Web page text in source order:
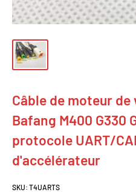
Câble de moteur
Bafang M400 G330
protocole UART/
d'accélérateur
SKU: T4UARTS